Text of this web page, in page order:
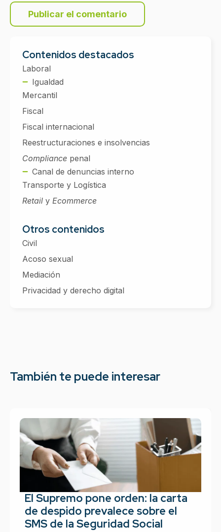
Contenidos destacados
Laboral
Igualdad
Mercantil
Fiscal
Fiscal internacional
Reestructuraciones e insolvencias
Compliance penal
Canal de denuncias interno
Transporte y Logística
Retail y Ecommerce
Otros contenidos
Civil
Acoso sexual
Mediación
Privacidad y derecho digital
También te puede interesar
El Supremo pone orden: la carta
de despido prevalece sobre el
SMS de la Seguridad Social